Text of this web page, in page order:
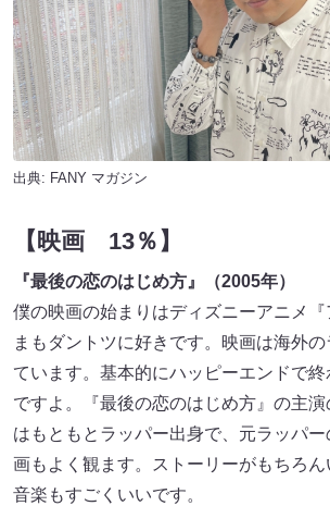
出典: FANY マガジン
【映画 13％】
『最後の恋のはじめ方』（2005年）
僕の映画の始まりはディズニーアニメ
まもダントツに好きです。映画は海外
ています。基本的にハッピーエンドで
ですよ。『最後の恋のはじめ方』の主
はもともとラッパー出身で、元ラッパ
画もよく観ます。ストーリーがもちろん
音楽もすごくいいです。